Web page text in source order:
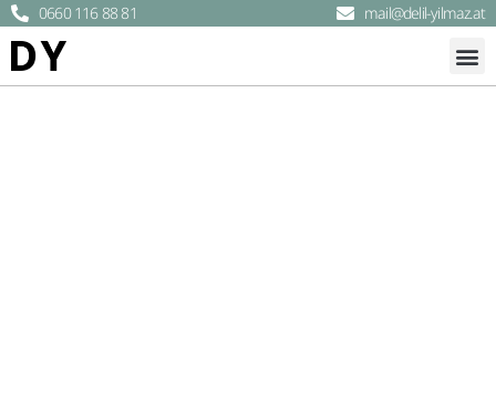
0660 116 88 81 mail@delil-yilmaz.at